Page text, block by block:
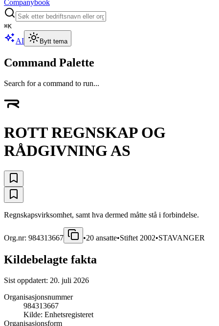
Companybook
⌘K
AI Bytt tema
Command Palette
Search for a command to run...
ROTT REGNSKAP OG
RÅDGIVNING AS
Regnskapsvirksomhet, samt hva dermed måtte stå i forbindelse.
Org.nr: 984313667 •20 ansatte•Stiftet 2002•STAVANGER
Kildebelagte fakta
Sist oppdatert: 20. juli 2026
Organisasjonsnummer
984313667
Kilde: Enhetsregisteret
Organisasjonsform